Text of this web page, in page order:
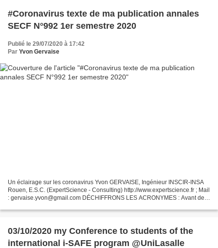
#Coronavirus texte de ma publication annales
SECF N°992 1er semestre 2020
Publié le 29/07/2020 à 17:42
Par Yvon Gervaise
Un éclairage sur les coronavirus Yvon GERVAISE, Ingénieur INSCIR-INSA
Rouen, E.S.C. (ExpertScience - Consulting) http://www.expertscience.fr ; Mail
: gervaise.yvon@gmail.com DÉCHIFFRONS LES ACRONYMES : Avant de
03/10/2020 my Conference to students of the
international i-SAFE program @UniLasalle